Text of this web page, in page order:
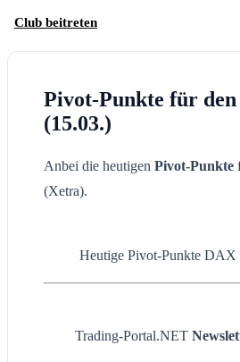
Club beitreten
Pivot-Punkte für
(15.03.)
Anbei die heutigen Pivot-Punkte
(Xetra).
Heutige Pivot-Punkte DAX
Trading-Portal.NET